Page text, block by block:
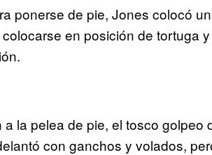
ponerse de pie, Jones colocó
en posición de tortuga
la pelea de pie, el tosco golpeo
con ganchos y volados,